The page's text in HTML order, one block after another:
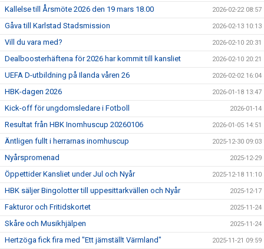
Kallelse till Årsmöte 2026 den 19 mars 18.00 2026-02-22 08:57
Gåva till Karlstad Stadsmission 2026-02-13 10:13
Vill du vara med? 2026-02-10 20:31
Dealboosterhäftena för 2026 har kommit till kansliet 2026-02-10 20:21
UEFA D-utbildning på Ilanda våren 26 2026-02-02 16:04
HBK-dagen 2026 2026-01-18 13:47
Kick-off för ungdomsledare i Fotboll 2026-01-14
Resultat från HBK Inomhuscup 20260106 2026-01-05 14:51
Äntligen fullt i herrarnas inomhuscup 2025-12-30 09:03
Nyårspromenad 2025-12-29
Öppettider Kansliet under Jul och Nyår 2025-12-18 11:10
HBK säljer Bingolotter till uppesittarkvällen och Nyår 2025-12-17
Fakturor och Fritidskortet 2025-11-24
Skåre och Musikhjälpen 2025-11-24
Hertzöga fick fira med "Ett jämställt Värmland" 2025-11-21 09:59